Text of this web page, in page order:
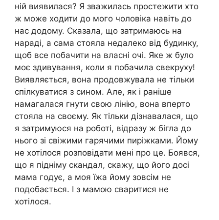
ній виявилася? Я зважилась простежити хто
ж може ходити до мого чоловіка навіть до
нас додому. Сказала, що затримаюсь на
нараді, а сама стояла недалеко від будинку,
щоб все побачити на власні очі. Яке ж було
моє здивування, коли я побачила свекруху!
Виявляється, вона продовжувала не тільки
спілкуватися з сином. Але, як і раніше
намагалася гнути свою лінію, вона вперто
стояла на своєму. Як тільки дізнавалася, що
я затримуюся на роботі, відразу ж бігла до
нього зі свіжими гарячими пиріжками. Йому
не хотілося розповідати мені про це. Боявся,
що я підніму скандал, скажу, що його досі
мама годує, а моя їжа йому зовсім не
подобається. І з мамою сваритися не
хотілося.